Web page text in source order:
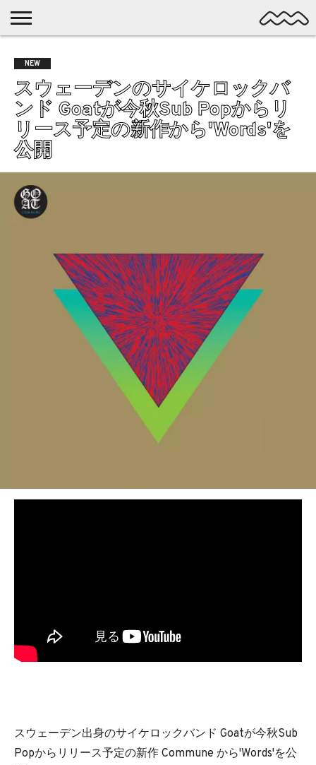
MUSIC
LATEST
POSTS
SPOTLIGHT
NYP
/ DL
DISCOVERY
ALTERNATIVE
ELECTRONIC
SSW
FOLK
PSYCH
SYNTHPOP
SHOEGAZE
BEDROOM
NEW
スウェーデンのサイケロックバ
ンド Goatが今秋Sub Popからリ
リース予定の新作から'Words'を
公開
スウェーデン出身のサイケロックバンド Goatが今秋Sub
Popからリリース予定の新作 Commune から'Words'を公